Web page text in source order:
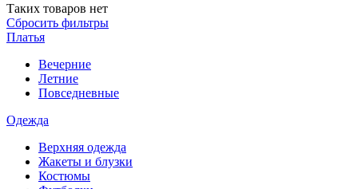
Таких товаров нет
Сбросить фильтры
Платья
Вечерние
Летние
Повседневные
Одежда
Верхняя одежда
Жакеты и блузки
Костюмы